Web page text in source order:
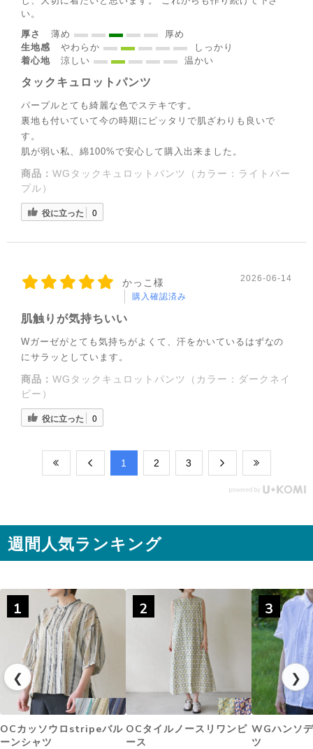
い。
厚さ
薄め
厚め
生地感
やわらか
しっかり
着心地
涼しい 温かい
タックキュロットパンツ
パープルとても綺麗な色でステキです。
裏地も付いていて今の時期にピッタリで肌ざわりも良いで
す。
肌が弱い私、綿100%で安心して購入出来ました。
商品： WGタックキュロットパンツ（カラー：ライトパー
プル）
役に立った 0
かっこ様
購入確認済み
2026-06-14
肌触りが気持ちいい
Wガーゼがとても気持ちがよくて、汗をかいているはずなの
にサラッとしています。
商品： WGタックキュロットパンツ（カラー：ダークネイ
ビー）
役に立った 0
​1 ​2 ​3
週間人気ランキング
❮
1
OCカッソウロstripeバル
ーンシャツ
2
OCタイルノースリワンピ
ース
3
WGハンソ
ツ
❯